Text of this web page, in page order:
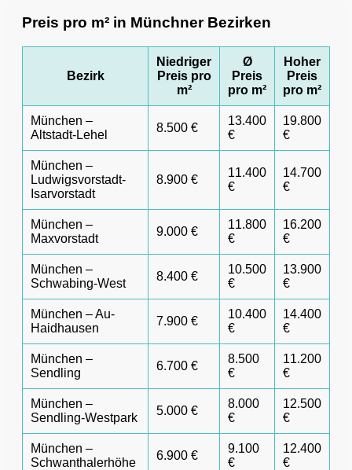
Preis pro m² in Münchner Bezirken
Bezirk
Niedriger
Preis pro
m²
Ø
Preis
pro m²
Hoher
Preis
pro m²
München –
Altstadt-Lehel
8.500 €
13.400
€
19.800
€
München –
Ludwigsvorstadt-
Isarvorstadt
8.900 €
11.400
€
14.700
€
München –
Maxvorstadt
9.000 €
11.800
€
16.200
€
München –
Schwabing-West
8.400 €
10.500
€
13.900
€
München – Au-
Haidhausen
7.900 €
10.400
€
14.400
€
München –
Sendling
6.700 €
8.500
€
11.200
€
München –
Sendling-Westpark
5.000 €
8.000
€
12.500
€
München –
Schwanthalerhöhe
6.900 €
9.100
€
12.400
€